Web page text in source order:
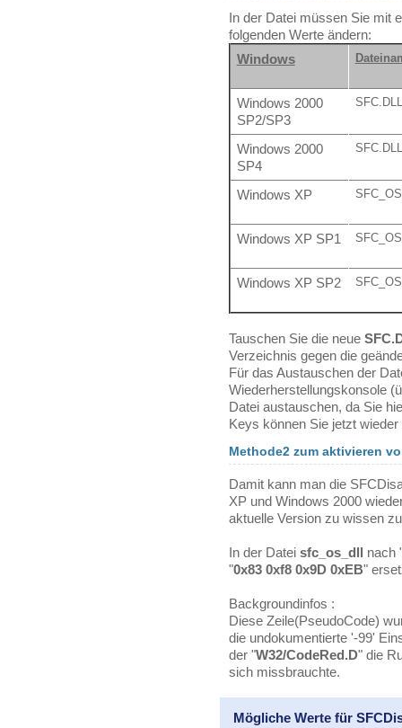
In der Datei müssen Sie mit
folgenden Werte ändern:
Windows
Windows 2000
SP2/SP3
SFC.DLL
Windows 2000
SP4
SFC.DLL
Windows XP
Windows XP SP1
Windows XP SP2
Tauschen Sie die neue
Verzeichnis gegen die
Für das Austauschen der
Wiederherstellungskonsole
Datei austauschen, da Sie
Keys können Sie jetzt
Methode2 zum aktivieren
Damit kann man die
XP und Windows 2000
aktuelle Version zu wissen
In der Datei sfc_os_dll nach
"0x83 0xf8 0x9D 0xEB"
Backgroundinfos :
Diese Zeile(PseudoCode)
die undokumentierte '-99'
der "W32/CodeRed.D" die
sich missbrauchte.
Mögliche Werte für